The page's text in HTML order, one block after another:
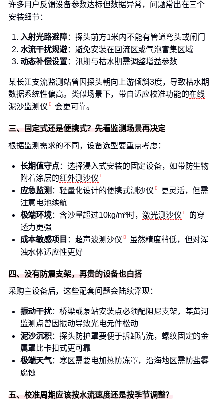
许多用户反馈设备参数达标但数据异常，问题常出在三个
安装细节：
入射光路避障：探头前方1米内不能有管道弯头或闸门
水流干扰规避：避免安装在回流区或气泡富集区域
动态补偿设置：汛期与枯水期需调整增益参数
某长江支流监测站曾因探头朝向上游倾斜3度，导致枯水期
数据系统性偏高。类似场景下，带自适应校准功能的在线
泥沙监测仪
会更可靠。
三、固定式还是便携式？先看监测场景再决定
根据监测需求的不同，设备选型要重点考虑：
长期值守点：选择浸入式安装的固定设备，如带防生物
附着涂层的红外测沙仪
应急监测 ：轻量化设计的便携式测沙仪
更灵活，但需
注意电池续航
极端环境：含沙量超过10kg/m³时， 激光测沙仪
的穿
透力更强
成本敏感项目 ： 超声波测沙仪
虽然精度稍低，但对浑
浊水体适应性更好
四、没有防震支架，再贵的设备也白搭
采购主设备后，这些配套问题会陆续浮现：
振动干扰：桥梁或泵站安装点必须配阻尼支架，某黄河
监测点曾因振动导致光电元件松动
泥沙沉积：探头防护罩要便于拆卸清洗，螺纹固定的金
属罩比卡扣式更可靠
极端天气：寒区需要电加热防冻罩，沿海地区需防盐雾
腐蚀
五、校准周期应该按水流速度还是按季节调整？